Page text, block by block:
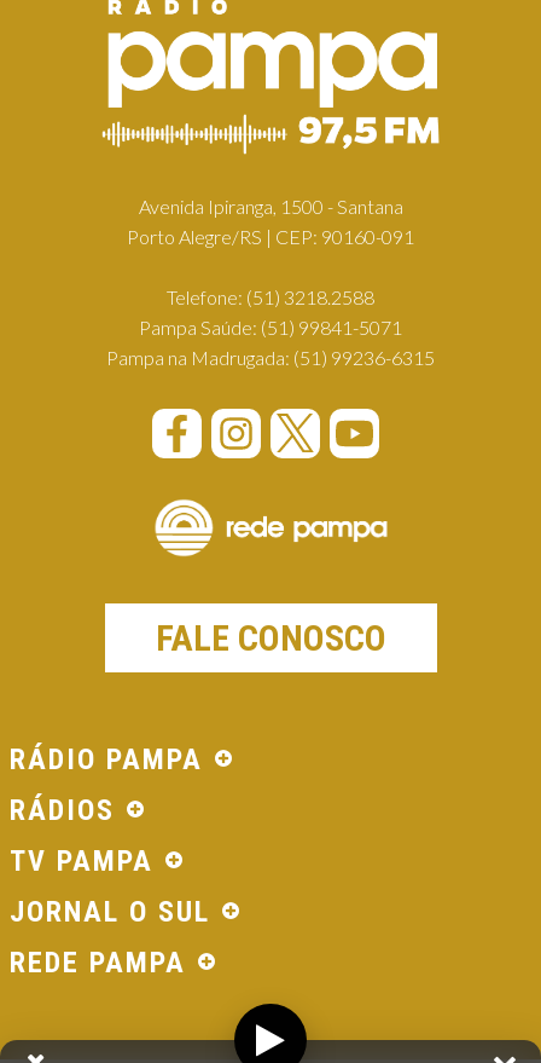
Avenida Ipiranga, 1500 - Santana
Porto Alegre/RS | CEP: 90160-091
Telefone: (51) 3218.2588
Pampa Saúde: (51) 99841-5071
Pampa na Madrugada: (51) 99236-6315
FALE CONOSCO
RÁDIO PAMPA
RÁDIOS
TV PAMPA
JORNAL O SUL
REDE PAMPA